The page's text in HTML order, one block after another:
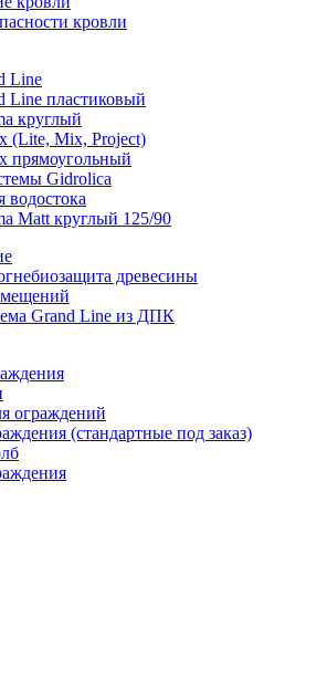
кровли
Line
Line пластиковый
круглый
(Lite, Mix, Project)
прямоугольный
Gidrolica
водостока
Matt круглый 125/90
древесины
Grand Line из ДПК
ограждений
(стандартные под заказ)